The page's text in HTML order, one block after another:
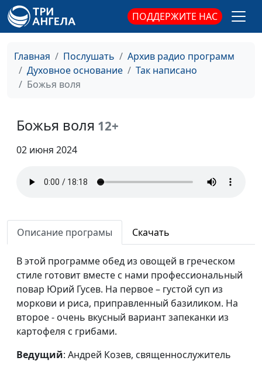
ПОДДЕРЖИТЕ НАС
Главная Послушать
Архив радио программ
Духовное основание
Так написано
Божья воля
Божья воля 12+
02 июня 2024
Описание програмы Скачать
В этой программе обед из овощей в греческом
стиле готовит вместе с нами профессиональный
повар Юрий Гусев. На первое – густой суп из
моркови и риса, приправленный базиликом. На
второе - очень вкусный вариант запеканки из
картофеля с грибами.
Ведущий: Андрей Козев, священнослужитель
значимым?
священнослужитель
сущность
священнослужитель
Что мы знаем о Боге?
Дмитрий Булатов,
священнослужитель
Бог, разрушающий
камни
Дмитрий Булатов,
Рождение свыше
Дмитрий Булатов,